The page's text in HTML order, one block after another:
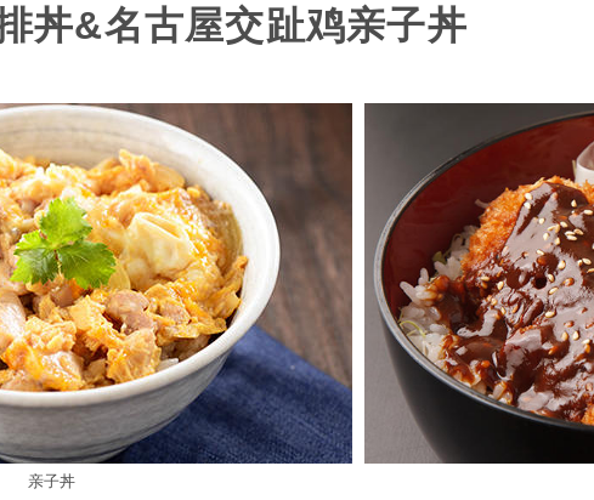
丼&名古屋交趾鸡亲子丼
亲子丼